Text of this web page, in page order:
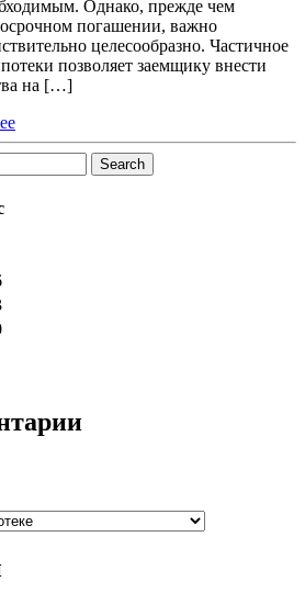
Однако, прежде чем
погашении, важно
целесообразно. Частичное
позволяет заемщику внести
на […]
Search